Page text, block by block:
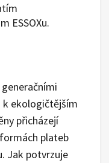
ESSOXu.
k ekologičtějším
přicházejí
plateb
Jak potvrzuje